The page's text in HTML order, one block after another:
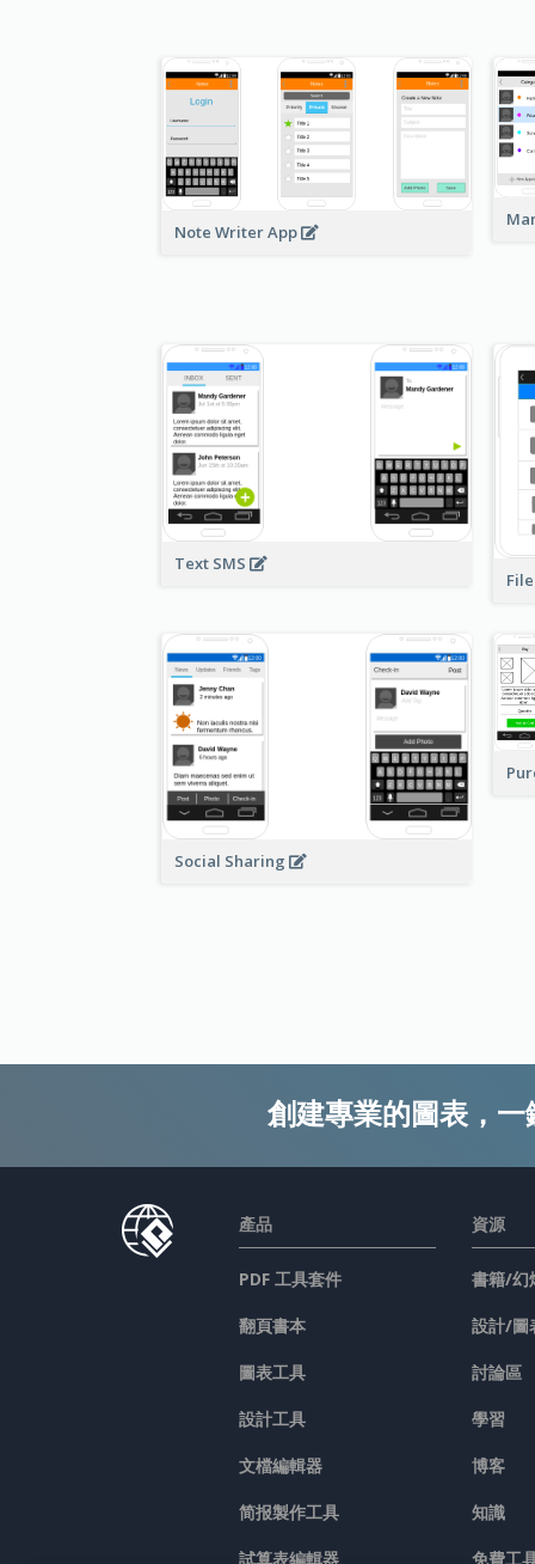
Note Writer App
Text SMS
Social Sharing
創建專業的圖表，一
產品
PDF 工具套件
翻頁書本
圖表工具
設計工具
文檔編輯器
简报製作工具
試算表編輯器
資源
書籍/幻
設計/圖
討論區
學習
博客
知識
免費工